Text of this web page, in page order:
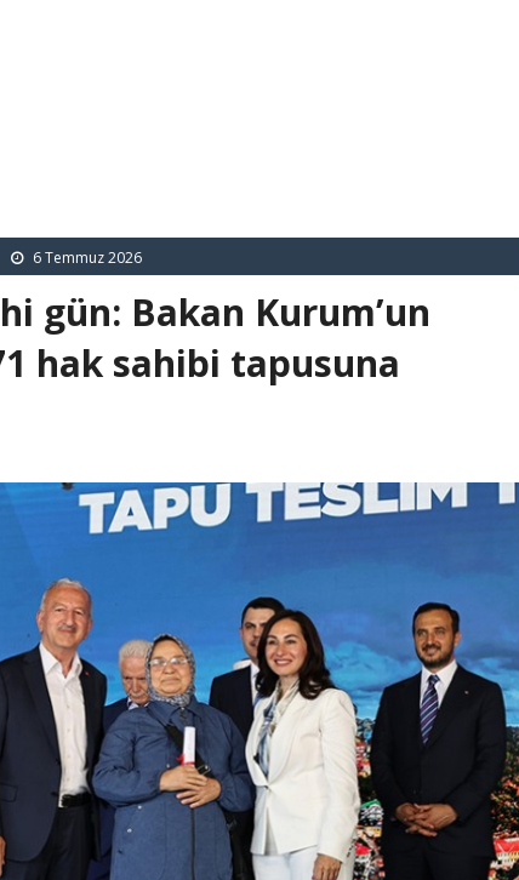
6 Temmuz 2026
gün: Bakan Kurum’un
hak sahibi tapusuna